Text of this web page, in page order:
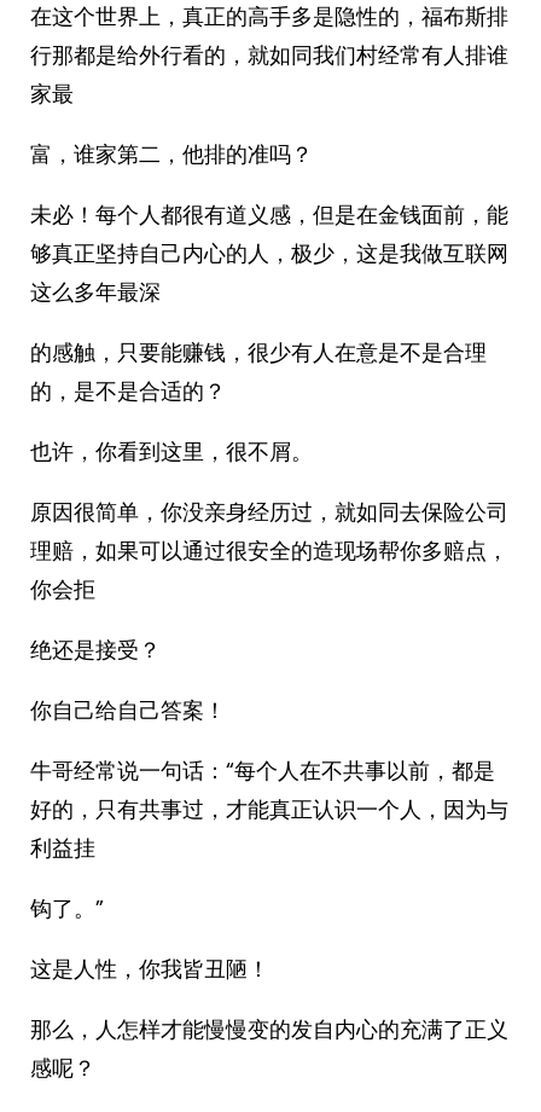
在这个世界上，真正的高手多是隐性的，福布斯排
行那都是给外行看的，就如同我们村经常有人排谁
家最
富，谁家第二，他排的准吗？
未必！每个人都很有道义感，但是在金钱面前，能
够真正坚持自己内心的人，极少，这是我做互联网
这么多年最深
的感触，只要能赚钱，很少有人在意是不是合理
的，是不是合适的？
也许，你看到这里，很不屑。
原因很简单，你没亲身经历过，就如同去保险公司
理赔，如果可以通过很安全的造现场帮你多赔点，
你会拒
绝还是接受？
你自己给自己答案！
牛哥经常说一句话：“每个人在不共事以前，都是
好的，只有共事过，才能真正认识一个人，因为与
利益挂
钩了。”
这是人性，你我皆丑陋！
那么，人怎样才能慢慢变的发自内心的充满了正义
感呢？